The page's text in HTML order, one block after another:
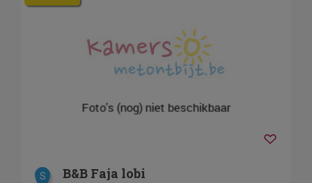
S B&B Faja lobi